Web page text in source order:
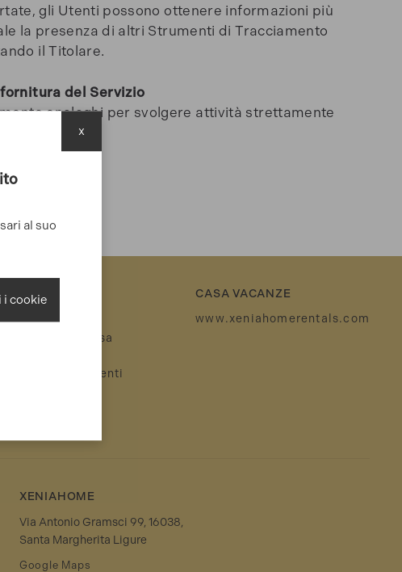
gli Utenti possono ottenere informazioni più
la presenza di altri Strumenti di Tracciamento
il Titolare.
del Servizio
analoghi per svolgere attività strettamente
INFO
Contattaci
Valutazione casa
Info per acquirenti
CASA VACANZE
www.xeniahomerentals.com
XENIAHOME
Via Antonio Gramsci 99, 16038,
Santa Margherita Ligure
Google Maps
al suo
cookie
x